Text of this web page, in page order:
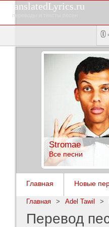
TranslatedLyrics.ru
переводы и тексты песен
0
Stromae
Все песни
Главная Новые
Главная > Adel Tawil >
Перевод